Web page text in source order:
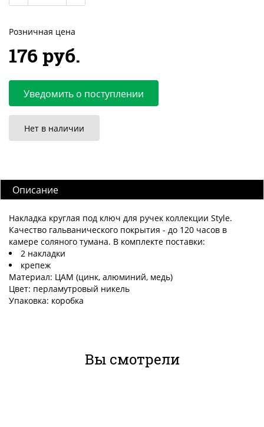
Розничная цена
176 руб.
Уведомить о поступлении
Нет в наличии
Описание
Накладка круглая под ключ для ручек коллекции Style.
Качество гальванического покрытия - до 120 часов в
камере соляного тумана. В комплекте поставки:
2 накладки
крепеж
Материал: ЦАМ (цинк, алюминий, медь)
Цвет: перламутровый никель
Упаковка: коробка
Вы смотрели